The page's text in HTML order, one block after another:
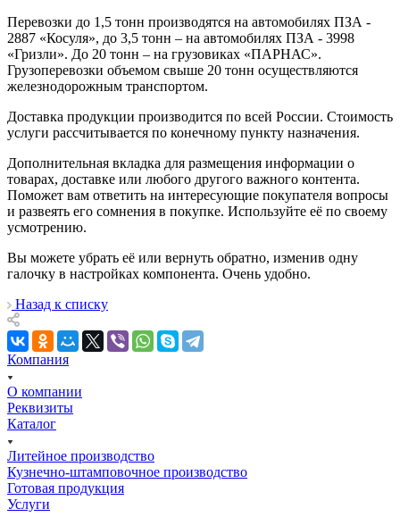
Перевозки до 1,5 тонн производятся на автомобилях ПЗА -
2887 «Косуля», до 3,5 тонн – на автомобилях ПЗА - 3998
«Гризли». До 20 тонн – на грузовиках «ПАРНАС».
Грузоперевозки объемом свыше 20 тонн осуществляются
железнодорожным транспортом.
Доставка продукции производится по всей России. Стоимость
услуги рассчитывается по конечному пункту назначения.
Дополнительная вкладка для размещения информации о
товарах, доставке или любого другого важного контента.
Поможет вам ответить на интересующие покупателя вопросы
и развеять его сомнения в покупке. Используйте её по своему
усмотрению.
Вы можете убрать её или вернуть обратно, изменив одну
галочку в настройках компонента. Очень удобно.
Назад к списку
Компания
О компании
Реквизиты
Каталог
Литейное производство
Кузнечно-штамповочное производство
Готовая продукция
Услуги